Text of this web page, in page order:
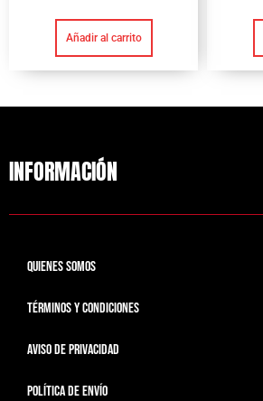
Añadir al carrito
INFORMACIÓN
QUIENES SOMOS
TÉRMINOS Y CONDICIONES
AVISO DE PRIVACIDAD
POLÍTICA DE ENVÍO